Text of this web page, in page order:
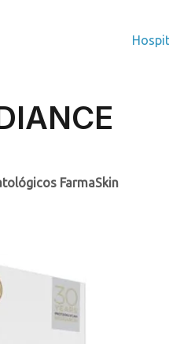
FarmaSkin